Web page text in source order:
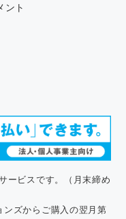
ント
ービスです。（月末締め
ズからご購入の翌月第